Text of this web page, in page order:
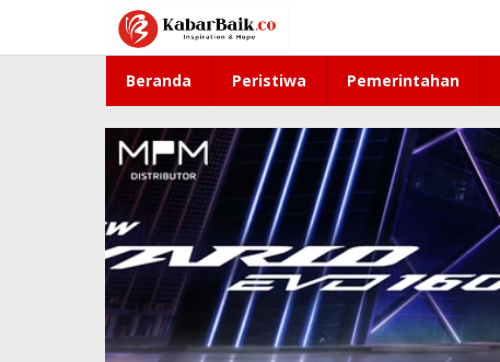
konten
Beranda Peristiwa Pemerintahan